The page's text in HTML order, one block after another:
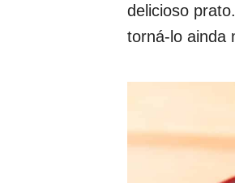
delicioso
torná-lo ainda